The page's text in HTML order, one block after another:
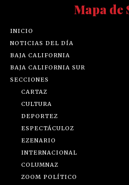
Mapa de
INICIO
NOTICIAS DEL DÍA
BAJA CALIFORNIA
BAJA CALIFORNIA SUR
SECCIONES
CARTAZ
CULTURA
DEPORTEZ
ESPECTÁCULOZ
EZENARIO
INTERNACIONAL
COLUMNAZ
ZOOM POLÍTICO